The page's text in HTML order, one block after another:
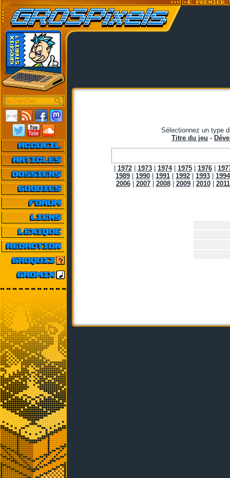
Sélectionnez un type
Titre du jeu -
1972| 1973| 1974| 1975| 1976|
1989
1990 1991 1992 1993
1994
2006| 2007| 2008| 2009| 2010| 2011